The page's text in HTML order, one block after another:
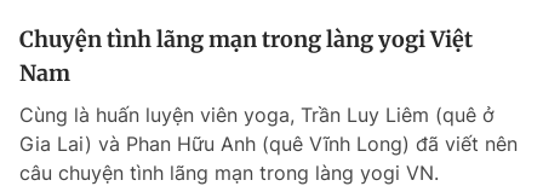
Chuyện tình lãng mạn trong làng yogi Việt
Nam
Cùng là huấn luyện viên yoga, Trần Luy Liêm (quê ở
Gia Lai) và Phan Hữu Anh (quê Vĩnh Long) đã viết nên
câu chuyện tình lãng mạn trong làng yogi VN.